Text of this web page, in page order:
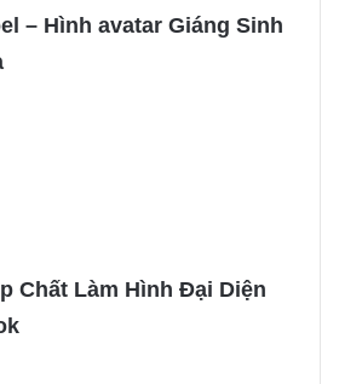
– Hình avatar Giáng Sinh
Chất Làm Hình Đại Diện